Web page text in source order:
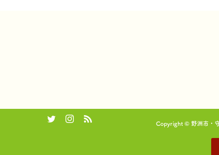
Copyright © 野洲市・